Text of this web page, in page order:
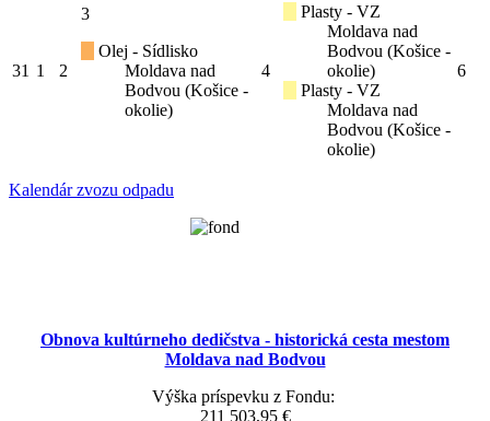
31 1 2
3
Olej - Sídlisko
Moldava nad
Bodvou (Košice -
okolie)
4
Plasty - VZ
Moldava nad
Bodvou (Košice -
okolie)
Plasty - VZ
Moldava nad
Bodvou (Košice -
okolie)
6
Kalendár zvozu odpadu
Obnova kultúrneho dedičstva - historická cesta mestom
Moldava nad Bodvou
Výška príspevku z Fondu:
211 503,95 €